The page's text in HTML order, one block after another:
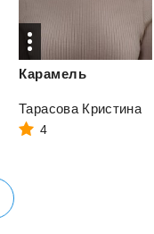
Карамель
Тарасова Кристина
4